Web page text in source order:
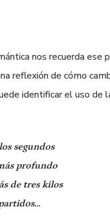
nos recuerda
reflexión de cómo
identificar el uso
segundos
profundo
de tres kilos